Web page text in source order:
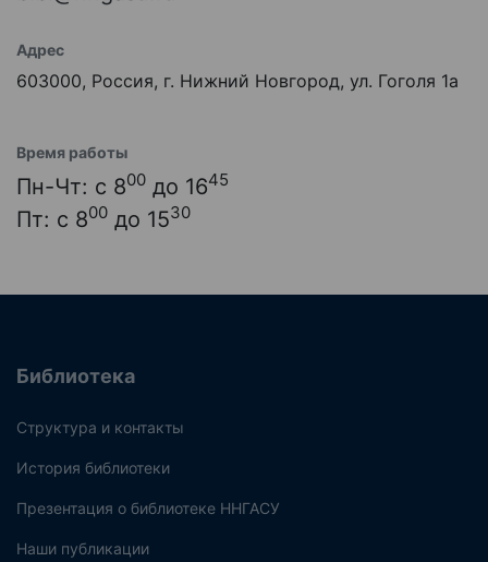
Адрес
603000, Россия, г. Нижний Новгород, ул. Гоголя 1а
Время работы
Пн-Чт: с 800 до 1645
Пт: с 800 до 1530
Библиотека
Структура и контакты
История библиотеки
Презентация о библиотеке ННГАСУ
Наши публикации